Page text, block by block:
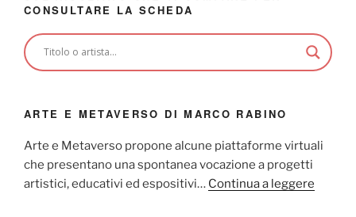
CONSULTARE LA SCHEDA
ARTE E METAVERSO DI MARCO RABINO
Arte e Metaverso propone alcune piattaforme virtuali
che presentano una spontanea vocazione a progetti
artistici, educativi ed espositivi… Continua a leggere